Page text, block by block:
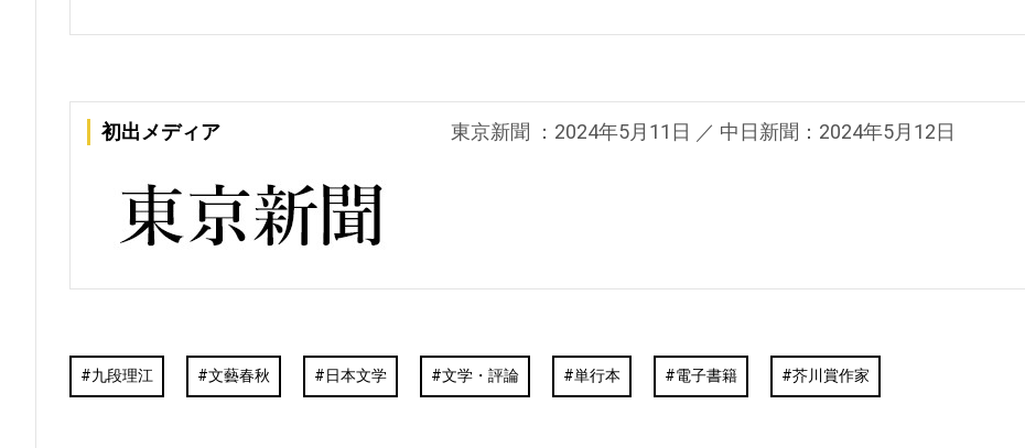
初出メディア 東京新聞 ：2024年5月11日 ／ 中日新聞：2024年5月12日
九段理江 文藝春秋 日本文学 文学・評論 単行本 電子書籍 芥川賞作家